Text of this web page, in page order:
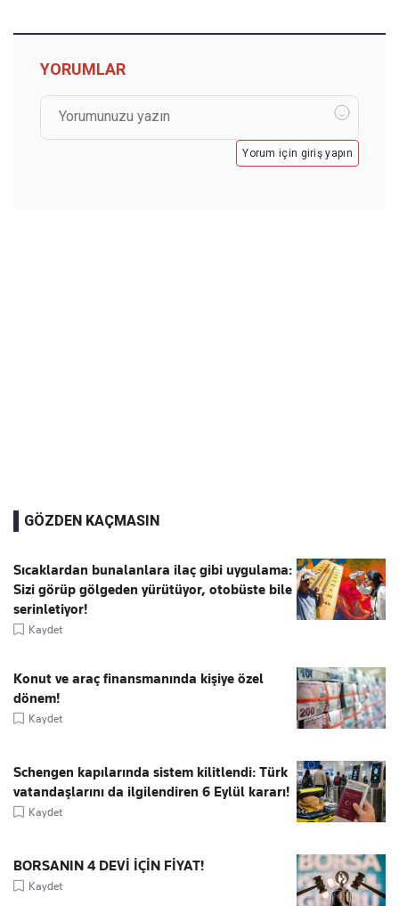
YORUMLAR
Yorum için giriş yapın
GÖZDEN KAÇMASIN
Sıcaklardan bunalanlara ilaç gibi uygulama:
Sizi görüp gölgeden yürütüyor, otobüste bile
serinletiyor!
Kaydet
Konut ve araç finansmanında kişiye özel
dönem!
Kaydet
Schengen kapılarında sistem kilitlendi: Türk
vatandaşlarını da ilgilendiren 6 Eylül kararı!
Kaydet
BORSANIN 4 DEVİ İÇİN FİYAT!
Kaydet